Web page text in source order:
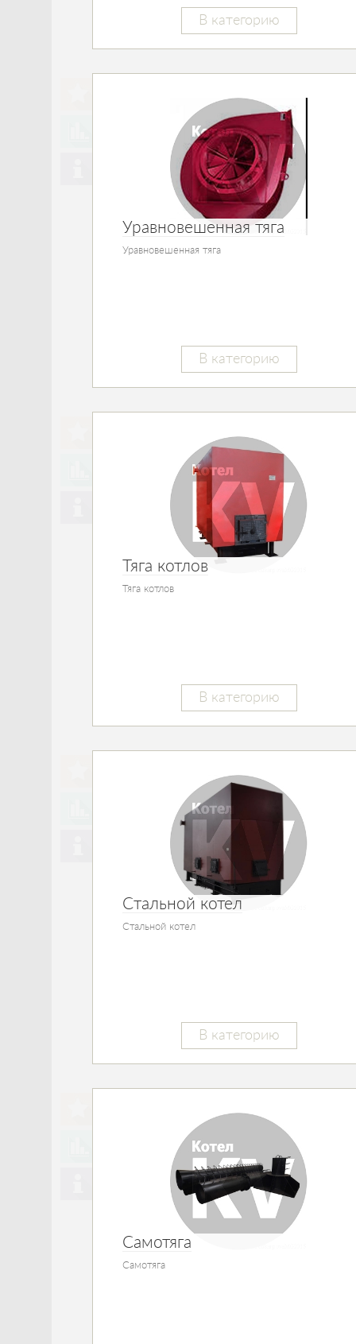
В категорию
Уравновешенная тяга
Уравновешенная тяга
В категорию
Тяга котлов
Тяга котлов
В категорию
Стальной котел
Стальной котел
В категорию
Самотяга
Самотяга